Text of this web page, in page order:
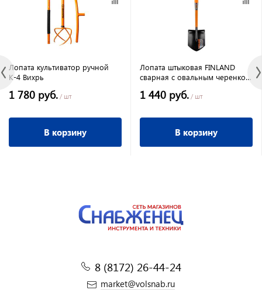
Лопата культиватор ручной
К-4 Вихрь
1 780 руб. / шт
В корзину
Лопата штыковая FINLAND
сварная с овальным черенком
1 440 руб. / шт
В корзину
8 (8172) 26-44-24
market@volsnab.ru